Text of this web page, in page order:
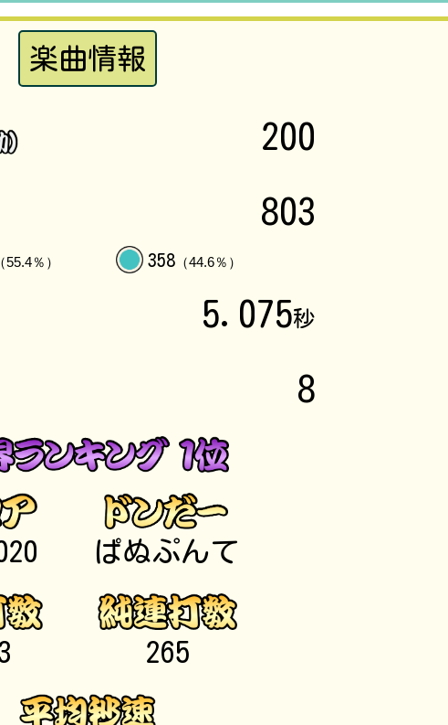
楽曲情報
200
803
（55.4％） 358（44.6％）
5.075秒
8
ぱぬぷんて
265